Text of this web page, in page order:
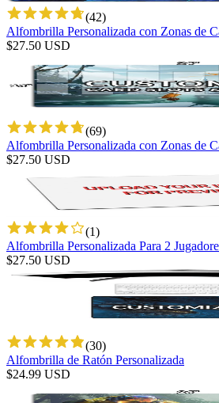
(42)
Alfombrilla Personalizada con Zonas de
$27.50 USD
(69)
Alfombrilla Personalizada con Zonas de
$27.50 USD
(1)
Alfombrilla Personalizada Para 2
$27.50 USD
(30)
Alfombrilla de Ratón Personalizada
$24.99 USD